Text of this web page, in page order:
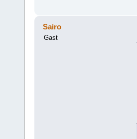
Sairo
Gast